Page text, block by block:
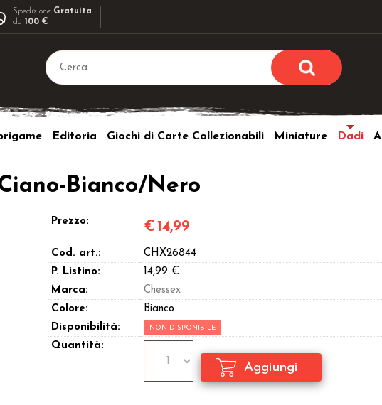
Spedizione Gratuita
da100 €
Per completare
utente e la
Editoria Giochi di Carte Collezionabili Miniature Dadi
Bianco/Nero
Prezzo: € 14,99
Cod. art.:
CHX26844
P. Listino:
14,99 €
Marca:
Chessex
Colore:
Bianco
Disponibilità:
NON DISPONIBILE
Quantità: